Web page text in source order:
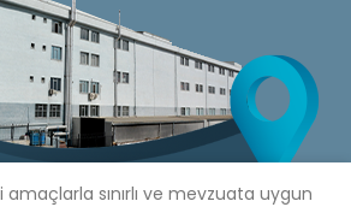
amaçlarla sınırlı ve mevzuata uygun